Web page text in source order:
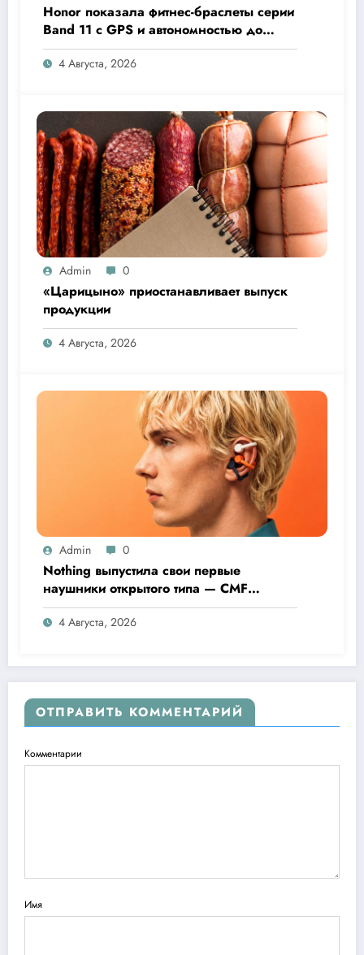
Honor показала фитнес-браслеты серии
Band 11 с GPS и автономностью до
26 дней
4 Августа, 2026
Admin 0
«Царицыно» приостанавливает выпуск
продукции
4 Августа, 2026
Admin 0
Nothing выпустила свои первые
наушники открытого типа — CMF
Clip Pro
4 Августа, 2026
ОТПРАВИТЬ КОММЕНТАРИЙ
Комментарии
Имя